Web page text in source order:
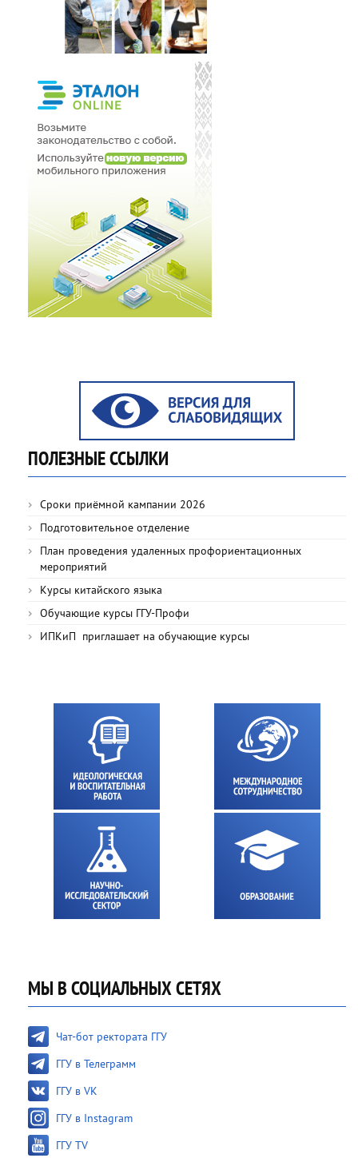
ПОЛЕЗНЫЕ ССЫЛКИ
Сроки приёмной кампании 2026
Подготовительное отделение
План проведения удаленных профориентационных
мероприятий
Курсы китайского языка
Обучающие курсы ГГУ-Профи
ИПКиП приглашает на обучающие курсы
МЫ В СОЦИАЛЬНЫХ СЕТЯХ
Чат-бот ректората ГГУ
ГГУ в Телеграмм
ГГУ в VK
ГГУ в Instagram
ГГУ TV